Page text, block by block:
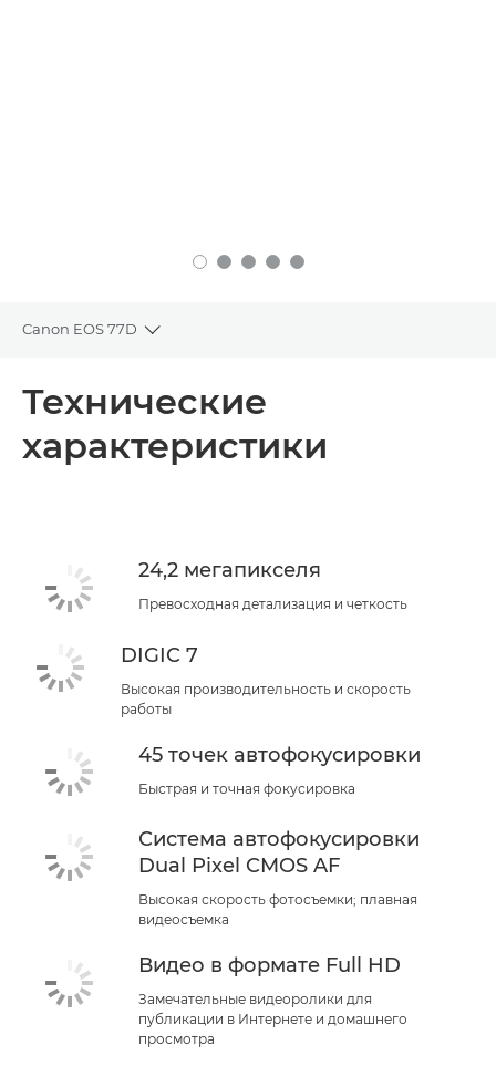
Canon EOS 77D
Toggle breadcrumbs
Технические характеристики
Технические
характеристики
24,2 мегапикселя
Превосходная детализация и четкость
DIGIC 7
Высокая производительность и скорость
работы
45 точек автофокусировки
Быстрая и точная фокусировка
Система автофокусировки
Dual Pixel CMOS AF
Высокая скорость фотосъемки; плавная
видеосъемка
Видео в формате Full HD
Замечательные видеоролики для
публикации в Интернете и домашнего
просмотра